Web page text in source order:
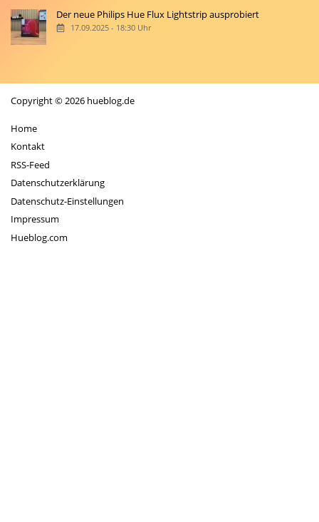
Der neue Philips Hue Flux Lightstrip ausprobiert
17.09.2025 - 18:30 Uhr
Copyright © 2026 hueblog.de
Home
Kontakt
RSS-Feed
Datenschutzerklärung
Datenschutz-Einstellungen
Impressum
Hueblog.com